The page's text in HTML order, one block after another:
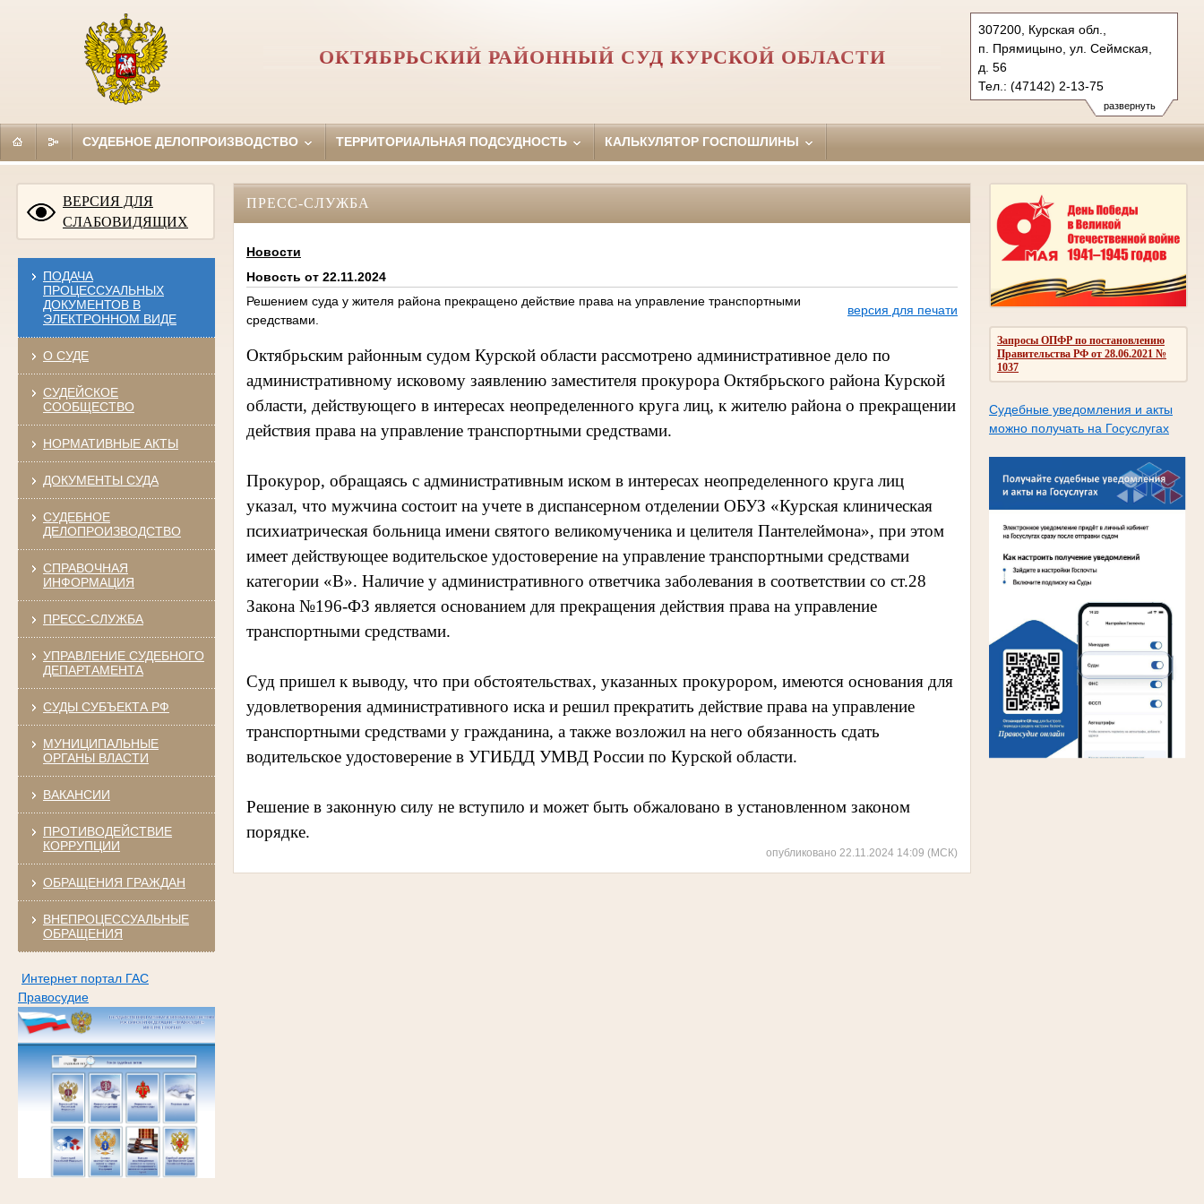
развернуть
307200, Курская обл.,
п. Прямицыно, ул. Сеймская,
д. 56
Тел.: (47142) 2-13-75
oktjabrsky.krs@sudrf.ru
ОКТЯБРЬСКИЙ РАЙОННЫЙ СУД КУРСКОЙ ОБЛАСТИ
СУДЕБНОЕ ДЕЛОПРОИЗВОДСТВО ТЕРРИТОРИАЛЬНАЯ ПОДСУДНОСТЬ КАЛЬКУЛЯТОР ГОСПОШЛИНЫ
ВЕРСИЯ ДЛЯ
СЛАБОВИДЯЩИХ
ПОДАЧА
ПРОЦЕССУАЛЬНЫХ
ДОКУМЕНТОВ В
ЭЛЕКТРОННОМ ВИДЕ
О СУДЕ
СУДЕЙСКОЕ
СООБЩЕСТВО
НОРМАТИВНЫЕ АКТЫ
ДОКУМЕНТЫ СУДА
СУДЕБНОЕ
ДЕЛОПРОИЗВОДСТВО
СПРАВОЧНАЯ
ИНФОРМАЦИЯ
ПРЕСС-СЛУЖБА
УПРАВЛЕНИЕ СУДЕБНОГО
ДЕПАРТАМЕНТА
СУДЫ СУБЪЕКТА РФ
МУНИЦИПАЛЬНЫЕ
ОРГАНЫ ВЛАСТИ
ВАКАНСИИ
ПРОТИВОДЕЙСТВИЕ
КОРРУПЦИИ
ОБРАЩЕНИЯ ГРАЖДАН
ВНЕПРОЦЕССУАЛЬНЫЕ
ОБРАЩЕНИЯ
Интернет портал ГАС
Правосудие
Запросы ОПФР по постановлению
Правительства РФ от 28.06.2021 №
1037
Судебные уведомления и акты
можно получать на Госуслугах
ПРЕСС-СЛУЖБА
Новости
Новость от 22.11.2024
Решением суда у жителя района прекращено действие права на управление транспортными
средствами.
версия для печати
Октябрьским районным судом Курской области рассмотрено административное дело по
административному исковому заявлению заместителя прокурора Октябрьского района Курской
области, действующего в интересах неопределенного круга лиц, к жителю района о прекращении
действия права на управление транспортными средствами.
Прокурор, обращаясь с административным иском в интересах неопределенного круга лиц
указал, что мужчина состоит на учете в диспансерном отделении ОБУЗ «Курская клиническая
психиатрическая больница имени святого великомученика и целителя Пантелеймона», при этом
имеет действующее водительское удостоверение на управление транспортными средствами
категории «В». Наличие у административного ответчика заболевания в соответствии со ст.28
Закона №196-ФЗ является основанием для прекращения действия права на управление
транспортными средствами.
Суд пришел к выводу, что при обстоятельствах, указанных прокурором, имеются основания для
удовлетворения административного иска и решил прекратить действие права на управление
транспортными средствами у гражданина, а также возложил на него обязанность сдать
водительское удостоверение в УГИБДД УМВД России по Курской области.
Решение в законную силу не вступило и может быть обжаловано в установленном законом
порядке.
опубликовано 22.11.2024 14:09 (МСК)